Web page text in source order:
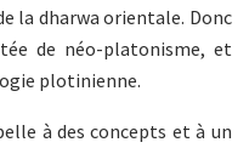
la dharwa orientale. Donc
de néo-platonisme, et
plotinienne.
à des concepts et à un